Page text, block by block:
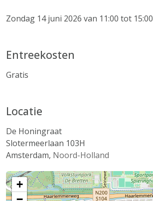
Zondag 14 juni 2026 van 11:00 tot 15:00
Entreekosten
Gratis
Locatie
De Honingraat
Slotermeerlaan 103H
Amsterdam, Noord-Holland
+